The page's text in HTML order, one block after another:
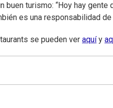
turismo: “Hoy hay
es una responsabilidad de
se pueden ver aquíy